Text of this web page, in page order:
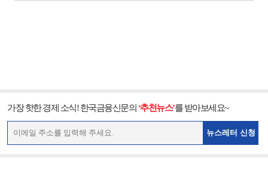
가장 핫한 경제 소식! 한국금융신문의 ‘추천뉴스’를 받아보세요~
뉴스레터 신청